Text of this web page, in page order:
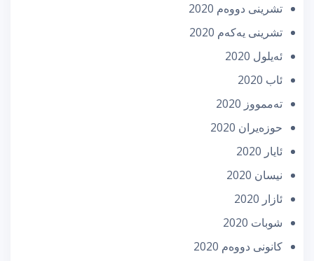
تشرینی دووه‌م 2020
تشرینی یه‌كه‌م 2020
ئه‌یلول 2020
ئاب 2020
تەممووز 2020
حوزه‌یران 2020
ئایار 2020
نیسان 2020
ئازار 2020
شوبات 2020
كانونی دووه‌م 2020